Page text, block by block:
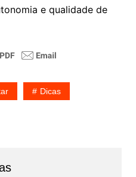
e qualidade de
Dicas